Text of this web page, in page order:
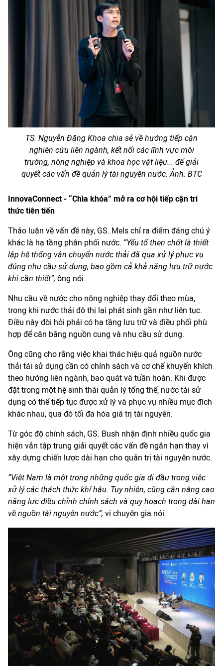
TS. Nguyễn Đăng Khoa chia sẻ về hướng tiếp cận
nghiên cứu liên ngành, kết nối các lĩnh vực môi
trường, nông nghiệp và khoa học vật liệu... để giải
quyết các vấn đề quản lý tài nguyên nước. Ảnh: BTC
InnovaConnect- “Chìa khóa” mở ra cơ hội tiếp cận tri
thức tiên tiến
Thảo luận về vấn đề này, GS. Mels chỉ ra điểm đáng chú ý
khác là hạ tầng phân phối nước. “Yếu tố then chốt là thiết
lập hệ thống vận chuyển nước thải đã qua xử lý phục vụ
đúng nhu cầu sử dụng, bao gồm cả khả năng lưu trữ nước
khi cần thiết”, ông nói.
Nhu cầu về nước cho nông nghiệp thay đổi theo mùa,
trong khi nước thải đô thị lại phát sinh gần như liên tục.
Điều này đòi hỏi phải có hạ tầng lưu trữ và điều phối phù
hợp để cân bằng nguồn cung và nhu cầu sử dụng.
Ông cũng cho rằng việc khai thác hiệu quả nguồn nước
thải tái sử dụng cần có chính sách và cơ chế khuyến khích
theo hướng liên ngành, bao quát và tuần hoàn. Khi được
đặt trong một hệ sinh thái quản lý tổng thể, nước tái sử
dụng có thể tiếp tục được xử lý và phục vụ nhiều mục đích
khác nhau, qua đó tối đa hóa giá trị tài nguyên.
Từ góc độ chính sách, GS. Bush nhận định nhiều quốc gia
hiện vẫn tập trung giải quyết các vấn đề ngắn hạn thay vì
xây dựng chiến lược dài hạn cho quản trị tài nguyên nước.
“Việt Nam là một trong những quốc gia đi đầu trong việc
xử lý các thách thức khí hậu. Tuy nhiên, cũng cần nâng cao
năng lực điều chỉnh chính sách và quy hoạch trong dài hạn
về nguồn tài nguyên nước”, vị chuyên gia nói.